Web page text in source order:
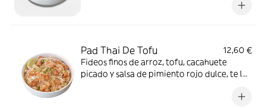
y salsa de pimiento rojo dulce. ¡Incluye el
Pad Thai De Tofu
12,60 €
Fideos finos de arroz, tofu, cacahuete
picado y salsa de pimiento rojo dulce, te lo
cebollino y lima para hacer de nuestro Pad